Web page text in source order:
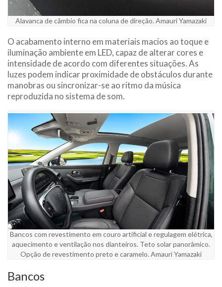
Alavanca de câmbio fica na coluna de direção. Amauri Yamazaki
O acabamento interno em materiais macios ao toque e
iluminação ambiente em LED, capaz de alterar cores e
intensidade de acordo com diferentes situações. As
luzes podem indicar proximidade de obstáculos durante
manobras ou sincronizar-se ao ritmo da música
reproduzida no sistema de som.
Bancos com revestimento em couro artificial e regulagem elétrica,
aquecimento e ventilação nos dianteiros. Teto solar panorâmico.
Opção de revestimento preto e caramelo. Amauri Yamazaki
Bancos